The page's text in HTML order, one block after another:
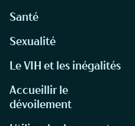
Santé
Sexualité
Le VIH et les inégalités
Accueillir le
dévoilement